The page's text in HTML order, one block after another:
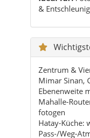
Zentrum &
Mimar Sinan,
Ebenenweite
Mahalle-
fotogen
Hatay-Küche:
Pass-/Weg-
Umfeld